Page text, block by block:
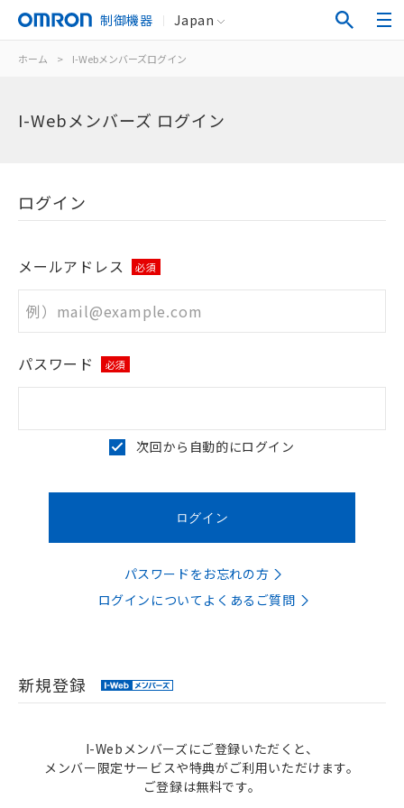
制御機器 Japan
ホーム > I-Webメンバーズログイン
I-Webメンバーズ ログイン
ログイン
メールアドレス 必須
パスワード 必須
次回から自動的にログイン
パスワードをお忘れの方
ログインについてよくあるご質問
新規登録
I-Webメンバーズにご登録いただくと、
メンバー限定サービスや特典がご利用いただけます。
ご登録は無料です。